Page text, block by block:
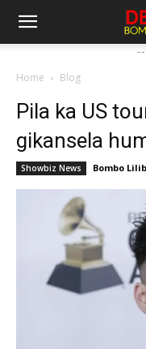
--
Home Blog
Pila ka US
gikansela
Showbiz News Bombo